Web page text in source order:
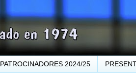
PATROCINADORES 2024/25